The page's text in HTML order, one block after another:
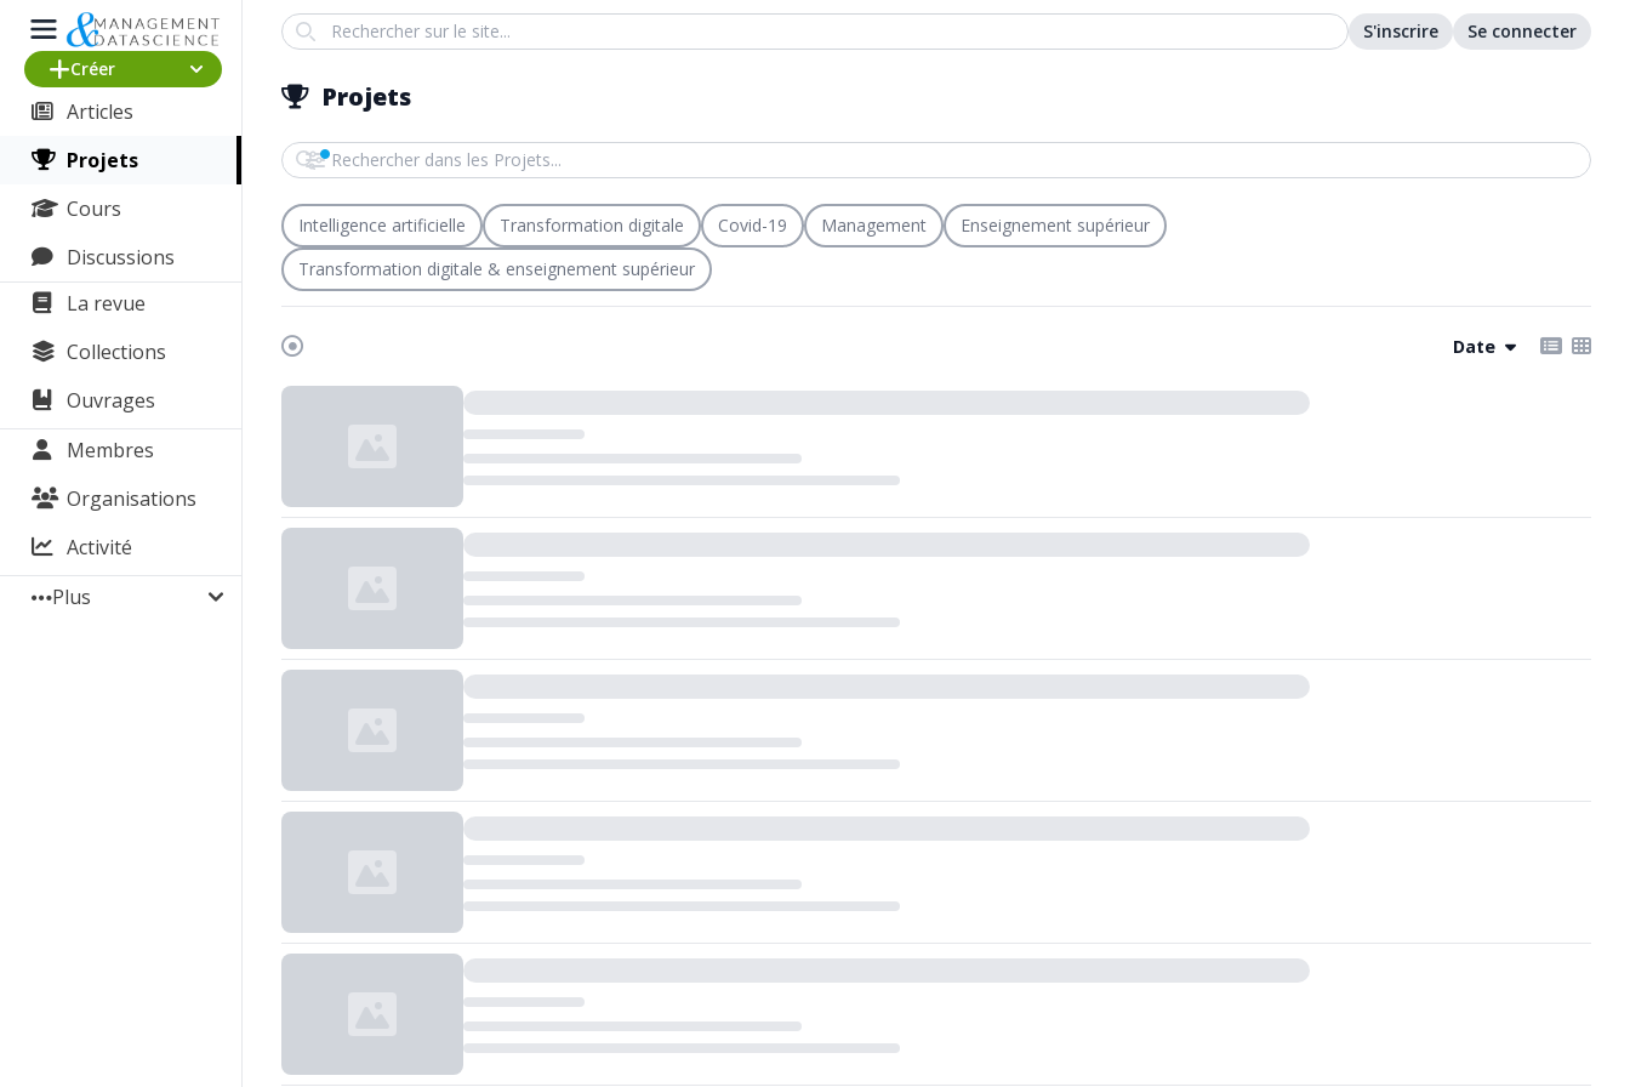
Créer
Articles
Projets
Cours
Discussions
La revue
Collections
Ouvrages
Membres
Organisations
Activité
Plus
Search S'inscrire Se connecter
Projets
Rechercher dans les Projets
Intelligence artificielle Transformation digitale Covid-19 Management
Enseignement supérieur
Transformation digitale & enseignement supérieur
Date
Chargement...
Chargement...
Chargement...
Chargement...
Chargement...